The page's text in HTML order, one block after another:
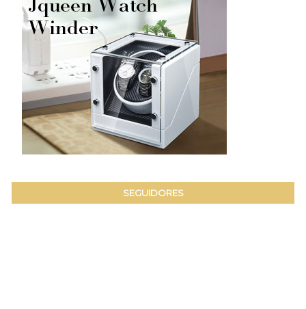
SEGUIDORES